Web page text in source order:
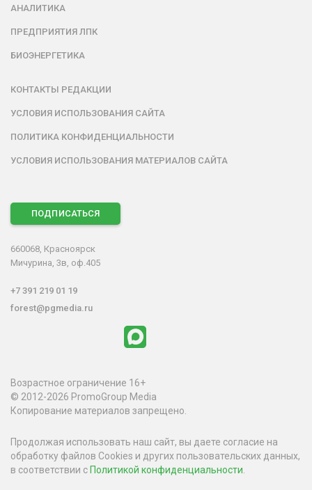
АНАЛИТИКА
ПРЕДПРИЯТИЯ ЛПК
БИОЭНЕРГЕТИКА
КОНТАКТЫ РЕДАКЦИИ
УСЛОВИЯ ИСПОЛЬЗОВАНИЯ САЙТА
ПОЛИТИКА КОНФИДЕНЦИАЛЬНОСТИ
УСЛОВИЯ ИСПОЛЬЗОВАНИЯ МАТЕРИАЛОВ САЙТА
ПОДПИСАТЬСЯ
660068, Красноярск
Мичурина, 3в, оф.405
+7 391 219 01 19
forest@pgmedia.ru
Возрастное ограничение 16+
© 2012-2026 PromoGroup Media
Копирование материалов запрещено.
Продолжая использовать наш сайт, вы даете согласие на
обработку файлов Cookies и других пользовательских данных,
в соответствии с Политикой конфиденциальности